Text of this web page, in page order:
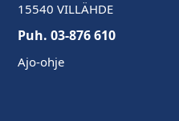
15540 VILLÄHDE
Puh. 03-876 610
Ajo-ohje